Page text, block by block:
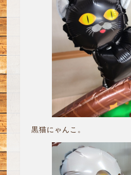
黒猫にゃんこ。